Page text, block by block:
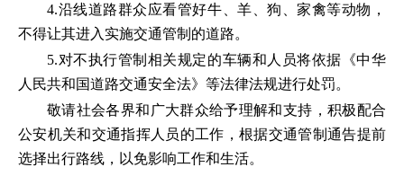
4.沿线道路群众应看管好牛、羊、狗、家禽等动物，
不得让其进入实施交通管制的道路。
5.对不执行管制相关规定的车辆和人员将依据《中华
人民共和国道路交通安全法》等法律法规进行处罚。
敬请社会各界和广大群众给予理解和支持，积极配合
公安机关和交通指挥人员的工作，根据交通管制通告提前
选择出行路线，以免影响工作和生活。